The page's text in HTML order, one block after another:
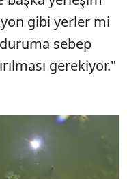
gibi yerler mi
sebep
gerekiyor."